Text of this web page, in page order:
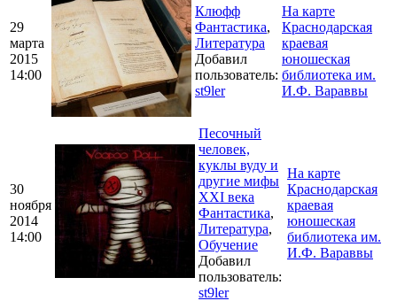
29
марта
2015
14:00
Клюфф
Фантастика,
Литература
Добавил
пользователь:
st9ler
На карте
Краснодарская
краевая
юношеская
библиотека им.
И.Ф. Вараввы
30
ноября
2014
14:00
Песочный
человек,
куклы вуду и
другие мифы
XXI века
Фантастика,
Литература,
Обучение
Добавил
пользователь:
st9ler
На карте
Краснодарская
краевая
юношеская
библиотека им.
И.Ф. Вараввы